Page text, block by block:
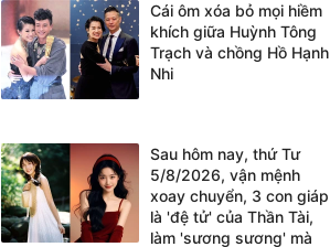
Cái ôm xóa bỏ mọi hiềm
khích giữa Huỳnh Tông
Trạch và chồng Hồ Hạnh
Nhi
Sau hôm nay, thứ Tư
5/8/2026, vận mệnh
xoay chuyển, 3 con giáp
là 'đệ tử' của Thần Tài,
làm 'sương sương' mà